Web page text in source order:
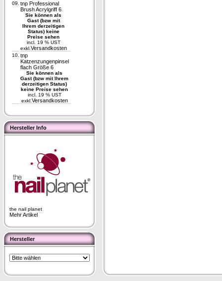
09. tnp Professional
Brush Acrylgriff 6
Sie können als
Gast (bzw mit
Ihrem derzeitigen
Status) keine
Preise sehen
incl. 19 % UST
exkl. Versandkosten
10. tnp
Katzenzungenpinsel
flach Größe 6
Sie können als
Gast (bzw mit Ihrem
derzeitigen Status)
keine Preise sehen
incl. 19 % UST
exkl. Versandkosten
Hersteller Info
the nail planet
Mehr Artikel
Hersteller